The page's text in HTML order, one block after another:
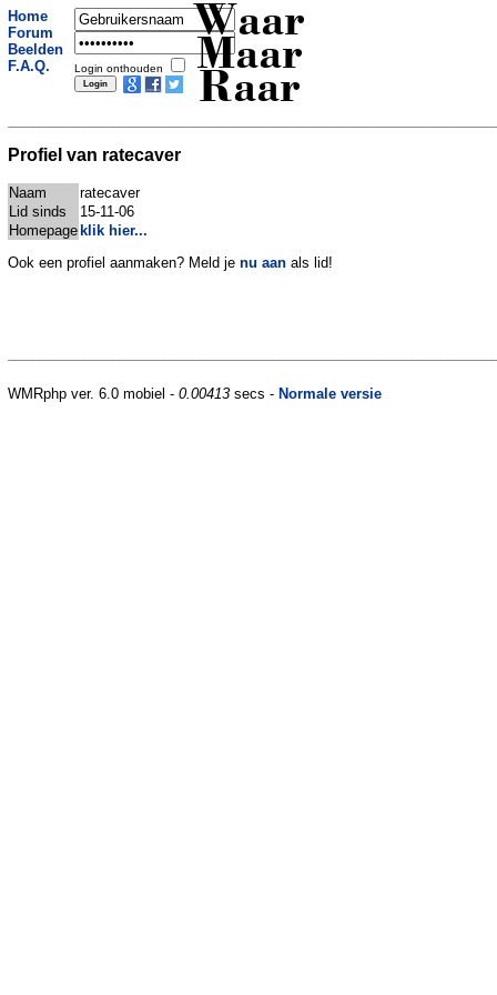
Home
Forum
Beelden
F.A.Q.
Login onthouden
Waar
Maar
Raar
Profiel van ratecaver
Naam
ratecaver
Lid sinds
15-11-06
Homepageklik hier...
Ook een profiel aanmaken? Meld je nu aan als lid!
WMRphp ver. 6.0 mobiel - 0.00413 secs - Normale versie